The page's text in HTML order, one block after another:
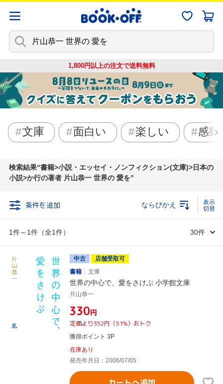
1,800円以上の注文で送料無料
文庫 面白い 楽しい 感動
検索結果 書籍>小説・エッセイ・ノンフィクション(文庫)>日本の
小説>か行の著者 片山恭一 世界の 愛を
条件を追加
1件～1件（全1件）
ならびかえ
30件
中古
店舗受取可
書籍
文庫
世界の中心で、愛をさけぶ 小学館文庫
片山恭一
¥330円
定価より352円（51%）おトク
獲得ポイント 3P
在庫あり
発売年月日：2006/07/05